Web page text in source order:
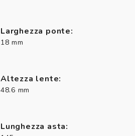
Larghezza ponte:
18 mm
Altezza lente:
48.6 mm
Lunghezza asta: